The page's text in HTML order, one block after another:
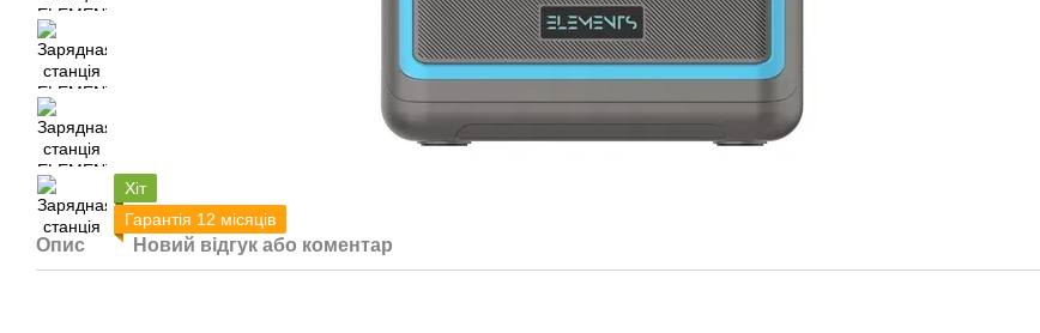
Хіт
Гарантія 12 місяців
Опис Новий відгук або коментар